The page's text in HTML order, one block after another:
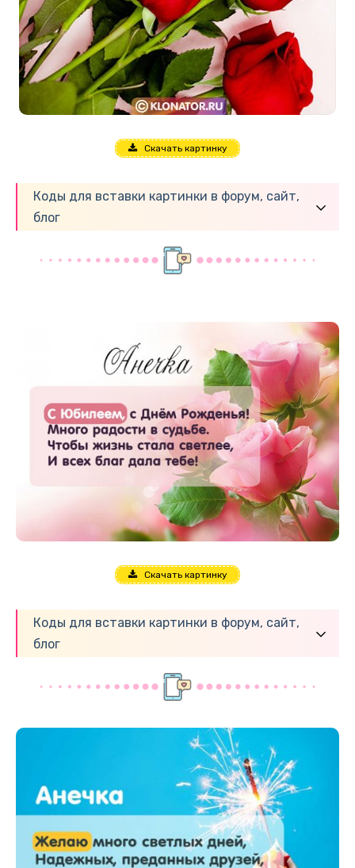
Скачать картинку
Коды для вставки картинки в форум, сайт,
блог
Скачать картинку
Коды для вставки картинки в форум, сайт,
блог